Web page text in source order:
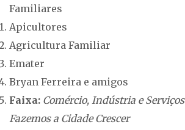
Familiares
Apicultores
Agricultura Familiar
Emater
Bryan Ferreira e amigos
Faixa: Comércio, Indústria e
Fazemos a Cidade Crescer